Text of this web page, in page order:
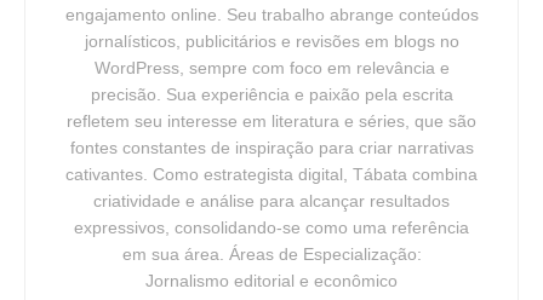
engajamento online. Seu trabalho abrange conteúdos
jornalísticos, publicitários e revisões em blogs no
WordPress, sempre com foco em relevância e
precisão. Sua experiência e paixão pela escrita
refletem seu interesse em literatura e séries, que são
fontes constantes de inspiração para criar narrativas
cativantes. Como estrategista digital, Tábata combina
criatividade e análise para alcançar resultados
expressivos, consolidando-se como uma referência
em sua área. Áreas de Especialização:
Jornalismo editorial e econômico